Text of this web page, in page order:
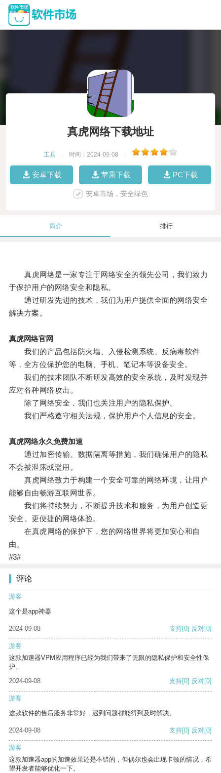
真虎网络下载地址
工具 时间：2024-09-08
安卓下载 苹果下载 PC下载
安卓市场，安全绿色
简介 排行
真虎网络是一家专注于网络安全的领先公司，我们致力
于保护用户的网络安全和隐私。
通过研发先进的技术，我们为用户提供全面的网络安全
解决方案。
真虎网络官网
我们的产品包括防火墙、入侵检测系统、反病毒软件
等，全方位保护您的电脑、手机、笔记本等设备安全。
我们的技术团队不断研发高效的安全系统，及时发现并
应对各种网络攻击。
除了网络安全，我们也关注用户的隐私保护。
我们严格遵守相关法规，保护用户个人信息的安全。
真虎网络永久免费加速
通过加密传输、数据隔离等措施，我们确保用户的隐私
不会被泄露或滥用。
真虎网络致力于构建一个安全可靠的网络环境，让用户
能够自由畅游互联网世界。
我们将持续努力，不断提升技术和服务，为用户创造更
安全、更便捷的网络体验。
在真虎网络的保护下，您的网络世界将更加安心和自
由。
#3#
评论
游客
这个是app神器
2024-09-08 支持[0] 反对[0]
游客
这款加速器VPM应用程序已经为我们带来了无限的隐私保护和安全性保
护。
2024-09-08
支持[0] 反对[0]
游客
这款软件的售后服务非常好，遇到问题都能得到及时解决。
2024-09-08 支持[0] 反对[0]
游客
这款加速器app的加速效果还是不错的，但偶尔也会出现卡顿的情况，希
望开发者能够优化一下。